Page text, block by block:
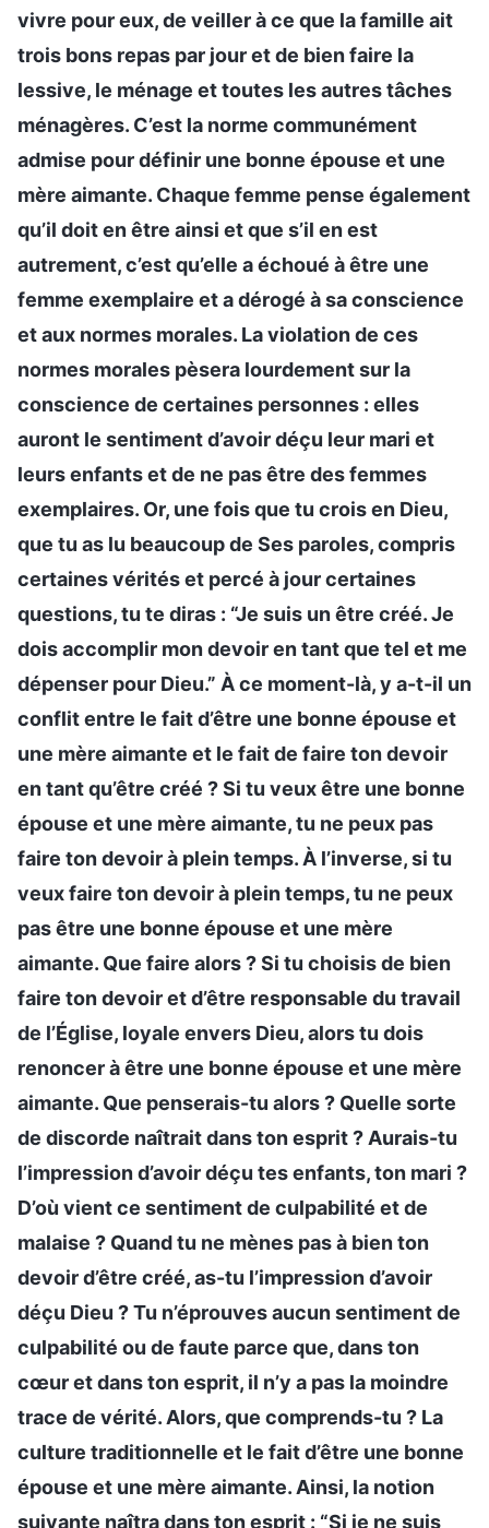
vivre pour eux, de veiller à ce que la famille ait
trois bons repas par jour et de bien faire la
lessive, le ménage et toutes les autres tâches
ménagères. C’est la norme communément
admise pour définir une bonne épouse et une
mère aimante. Chaque femme pense également
qu’il doit en être ainsi et que s’il en est
autrement, c’est qu’elle a échoué à être une
femme exemplaire et a dérogé à sa conscience
et aux normes morales. La violation de ces
normes morales pèsera lourdement sur la
conscience de certaines personnes : elles
auront le sentiment d’avoir déçu leur mari et
leurs enfants et de ne pas être des femmes
exemplaires. Or, une fois que tu crois en Dieu,
que tu as lu beaucoup de Ses paroles, compris
certaines vérités et percé à jour certaines
questions, tu te diras : “Je suis un être créé. Je
dois accomplir mon devoir en tant que tel et me
dépenser pour Dieu.” À ce moment-là, y a-t-il un
conflit entre le fait d’être une bonne épouse et
une mère aimante et le fait de faire ton devoir
en tant qu’être créé ? Si tu veux être une bonne
épouse et une mère aimante, tu ne peux pas
faire ton devoir à plein temps. À l’inverse, si tu
veux faire ton devoir à plein temps, tu ne peux
pas être une bonne épouse et une mère
aimante. Que faire alors ? Si tu choisis de bien
faire ton devoir et d’être responsable du travail
de l’Église, loyale envers Dieu, alors tu dois
renoncer à être une bonne épouse et une mère
aimante. Que penserais-tu alors ? Quelle sorte
de discorde naîtrait dans ton esprit ? Aurais-tu
l’impression d’avoir déçu tes enfants, ton mari ?
D’où vient ce sentiment de culpabilité et de
malaise ? Quand tu ne mènes pas à bien ton
devoir d’être créé, as-tu l’impression d’avoir
déçu Dieu ? Tu n’éprouves aucun sentiment de
culpabilité ou de faute parce que, dans ton
cœur et dans ton esprit, il n’y a pas la moindre
trace de vérité. Alors, que comprends-tu ? La
culture traditionnelle et le fait d’être une bonne
épouse et une mère aimante. Ainsi, la notion
suivante naîtra dans ton esprit : “Si je ne suis